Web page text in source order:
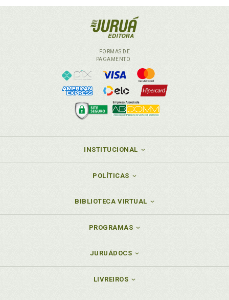
FORMAS DE
PAGAMENTO
INSTITUCIONAL
POLÍTICAS
BIBLIOTECA VIRTUAL
PROGRAMAS
JURUÁDOCS
LIVREIROS